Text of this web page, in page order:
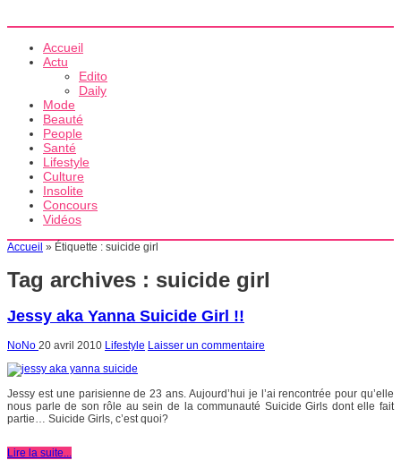
Accueil
Actu
Edito
Daily
Mode
Beauté
People
Santé
Lifestyle
Culture
Insolite
Concours
Vidéos
Accueil » Étiquette : suicide girl
Tag archives : suicide girl
Jessy aka Yanna Suicide Girl !!
NoNo 20 avril 2010 Lifestyle Laisser un commentaire
Jessy est une parisienne de 23 ans. Aujourd’hui je l’ai rencontrée pour qu’elle
nous parle de son rôle au sein de la communauté Suicide Girls dont elle fait
partie… Suicide Girls, c’est quoi?
Lire la suite...